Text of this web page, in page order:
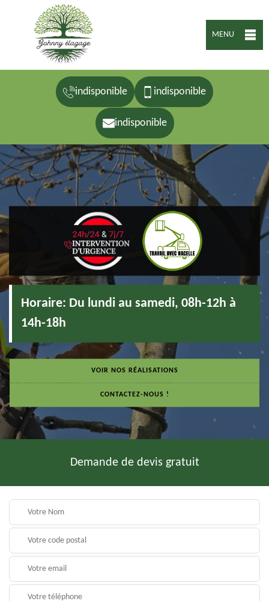
MENU
indisponible indisponible
indisponible
Horaire: Du lundi au samedi, 08h-12h à
14h-18h
VOIR NOS RÉALISATIONS
CONTACTEZ-NOUS !
Demande de devis gratuit